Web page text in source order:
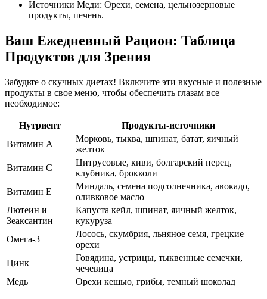
Источники Меди: Орехи, семена, цельнозерновые
продукты, печень.
Ваш Ежедневный Рацион: Таблица
Продуктов для Зрения
Забудьте о скучных диетах! Включите эти вкусные и полезные
продукты в свое меню, чтобы обеспечить глазам все
необходимое:
Нутриент
Продукты-источники
Витамин А
Морковь, тыква, шпинат, батат, яичный
желток
Витамин C
Цитрусовые, киви, болгарский перец,
клубника, брокколи
Витамин E
Миндаль, семена подсолнечника, авокадо,
оливковое масло
Лютеин и
Зеаксантин
Капуста кейл, шпинат, яичный желток,
кукуруза
Омега-3
Лосось, скумбрия, льняное семя, грецкие
орехи
Цинк
Говядина, устрицы, тыквенные семечки,
чечевица
Медь
Орехи кешью, грибы, темный шоколад